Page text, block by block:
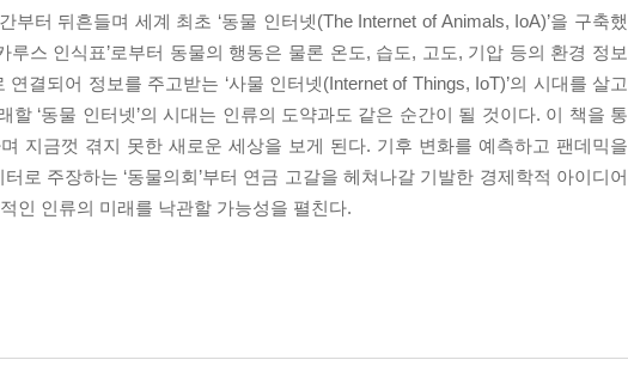
터 뒤흔들며 세계 최초 ‘동물 인터넷(The Internet of Animals, IoA)’을 구축했
스 인식표’로부터 동물의 행동은 물론 온도, 습도, 고도, 기압 등의 환경 정보
결되어 정보를 주고받는 ‘사물 인터넷(Internet of Things, IoT)’의 시대를 살고
‘동물 인터넷’의 시대는 인류의 도약과도 같은 순간이 될 것이다. 이 책을 통
지금껏 겪지 못한 새로운 세상을 보게 된다. 기후 변화를 예측하고 팬데믹을
로 주장하는 ‘동물의회’부터 연금 고갈을 헤쳐나갈 기발한 경제학적 아이디어
인 인류의 미래를 낙관할 가능성을 펼친다.